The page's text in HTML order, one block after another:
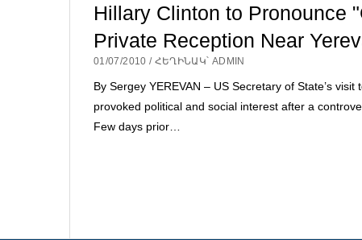
Hillary Clinton to Pronounce
Private Reception Near
01/07/2010 / ՀԵՂԻՆԱԿ՝ ADMIN
By Sergey YEREVAN – US Secretary of State’s visit
provoked political and social interest after a
Few days prior…